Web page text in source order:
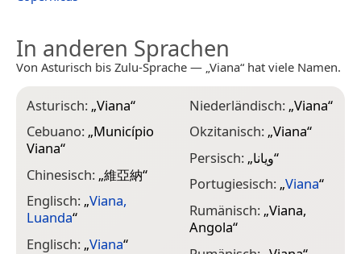
In anderen Sprachen
Von Asturisch bis Zulu-Sprache — „Viana“ hat viele Namen.
Asturisch: „Viana“
Cebuano: „Município
Viana“
Chinesisch: „維亞納“
Englisch: „Viana,
Luanda“
Englisch: „Viana“
Niederländisch: „Viana“
Okzitanisch: „Viana“
Persisch: „ویانا“
Portugiesisch: „Viana“
Rumänisch: „Viana,
Angola“